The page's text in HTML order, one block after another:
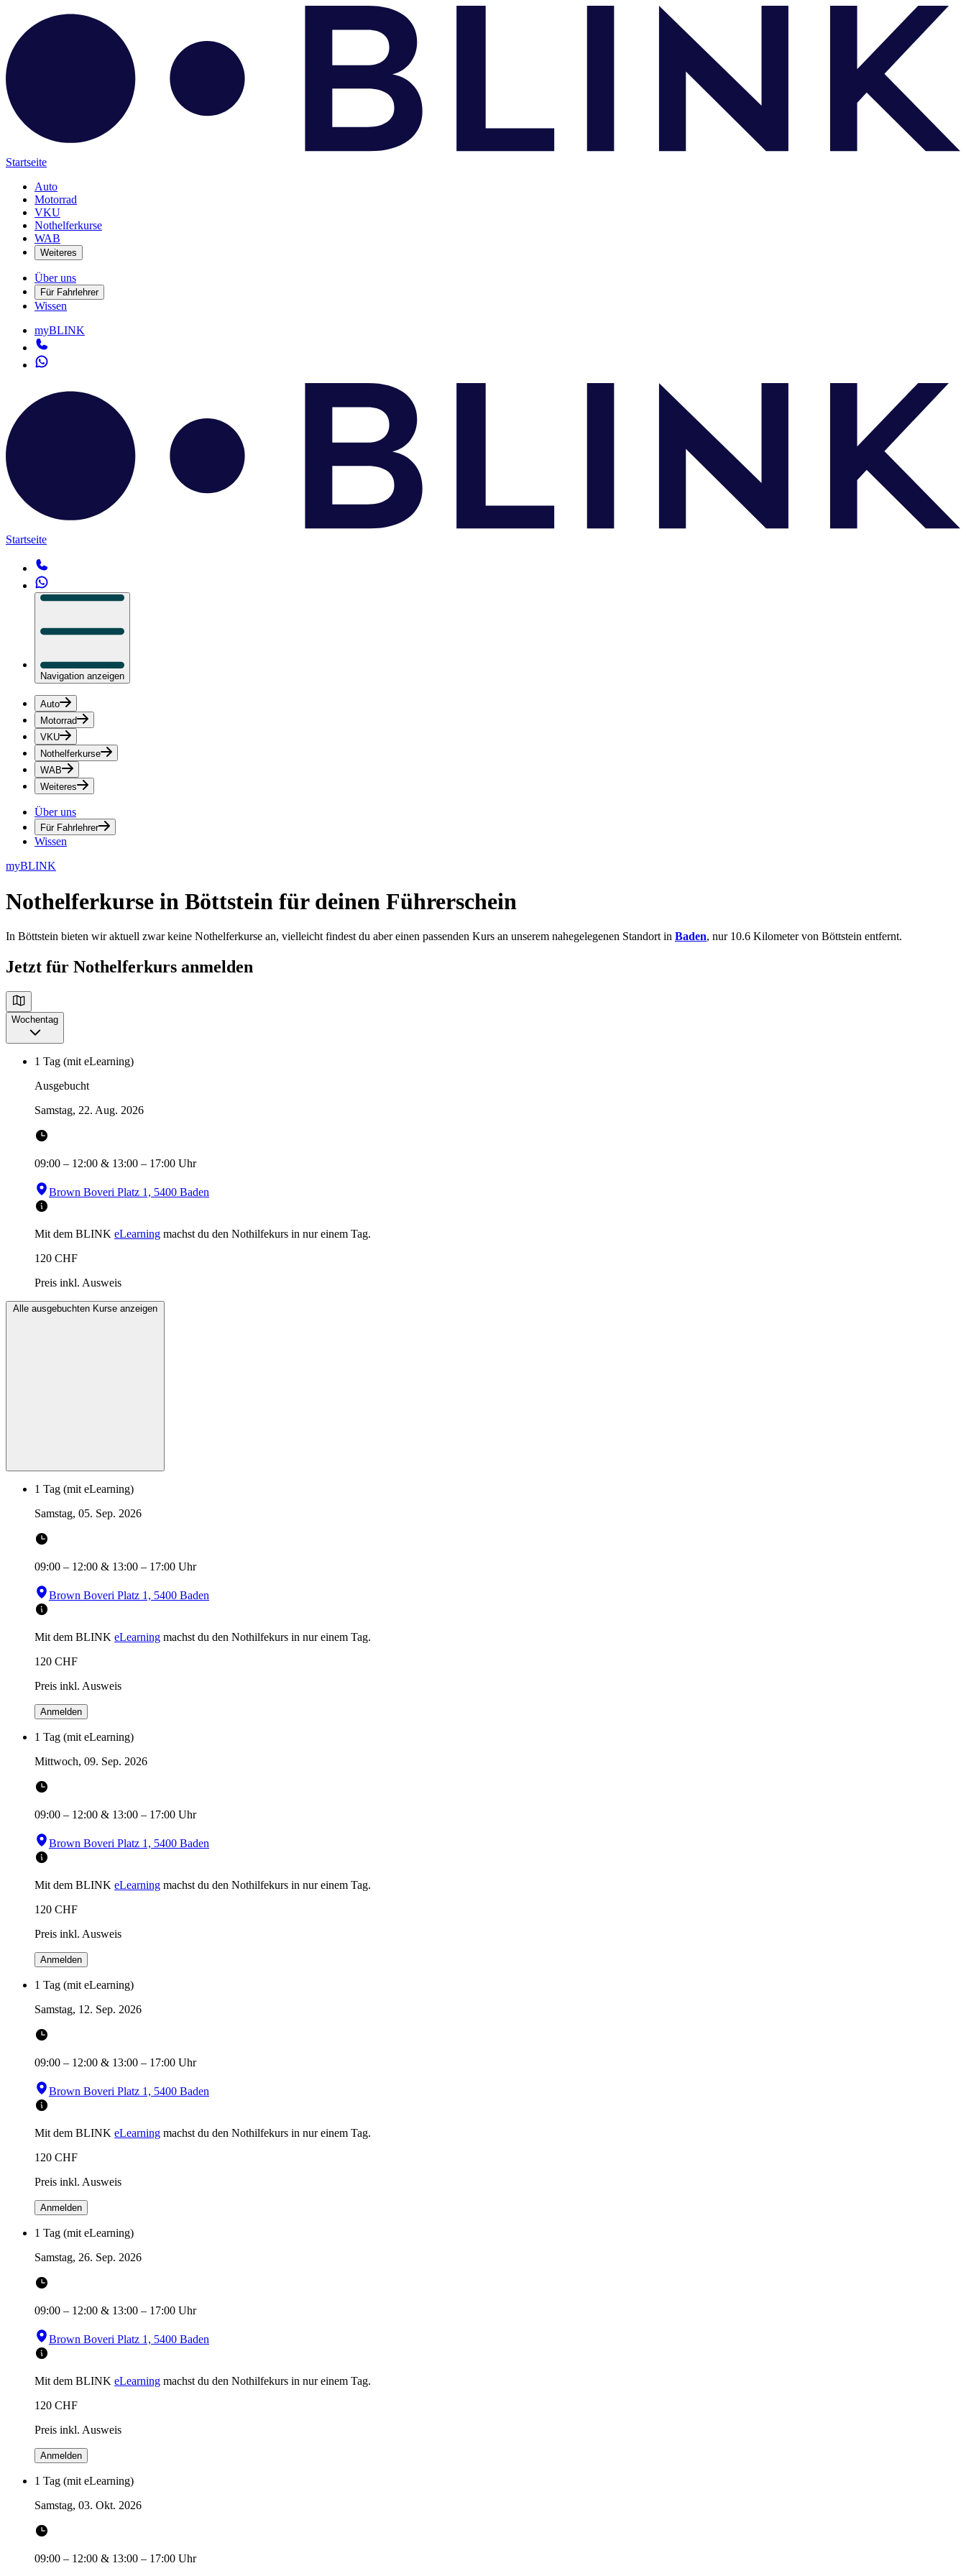
Startseite
Auto
Motorrad
VKU
Nothelferkurse
WAB
Weiteres
Über uns
Für Fahrlehrer
Wissen
myBLINK
Startseite
Navigation anzeigen
Auto
Motorrad
VKU
Nothelferkurse
WAB
Weiteres
Über uns
Für Fahrlehrer
Wissen
myBLINK
Nothelferkurse in Böttstein für deinen Führerschein
In Böttstein bieten wir aktuell zwar keine Nothelferkurse an, vielleicht findest du aber einen passenden Kurs an unserem nahegelegenen Standort in Baden, nur 10.6 Kilometer von Böttstein entfernt.
Jetzt für Nothelferkurs anmelden
Wochentag
1 Tag (mit eLearning)
Ausgebucht
Samstag, 22. Aug. 2026
09:00 – 12:00 & 13:00 – 17:00 Uhr
Brown Boveri Platz 1, 5400 Baden
Mit dem BLINK eLearning machst du den Nothilfekurs in nur einem Tag.
120 CHF
Preis inkl. Ausweis
Alle ausgebuchten Kurse anzeigen
1 Tag (mit eLearning)
Samstag, 05. Sep. 2026
09:00 – 12:00 & 13:00 – 17:00 Uhr
Brown Boveri Platz 1, 5400 Baden
Mit dem BLINK eLearning machst du den Nothilfekurs in nur einem Tag.
120 CHF
Preis inkl. Ausweis
Anmelden
1 Tag (mit eLearning)
Mittwoch, 09. Sep. 2026
09:00 – 12:00 & 13:00 – 17:00 Uhr
Brown Boveri Platz 1, 5400 Baden
Mit dem BLINK eLearning machst du den Nothilfekurs in nur einem Tag.
120 CHF
Preis inkl. Ausweis
Anmelden
1 Tag (mit eLearning)
Samstag, 12. Sep. 2026
09:00 – 12:00 & 13:00 – 17:00 Uhr
Brown Boveri Platz 1, 5400 Baden
Mit dem BLINK eLearning machst du den Nothilfekurs in nur einem Tag.
120 CHF
Preis inkl. Ausweis
Anmelden
1 Tag (mit eLearning)
Samstag, 26. Sep. 2026
09:00 – 12:00 & 13:00 – 17:00 Uhr
Brown Boveri Platz 1, 5400 Baden
Mit dem BLINK eLearning machst du den Nothilfekurs in nur einem Tag.
120 CHF
Preis inkl. Ausweis
Anmelden
1 Tag (mit eLearning)
Samstag, 03. Okt. 2026
09:00 – 12:00 & 13:00 – 17:00 Uhr